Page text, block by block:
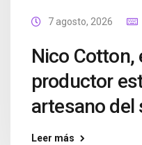
7 agosto, 2026
Nico Cotton,
productor
artesano del
Leer más